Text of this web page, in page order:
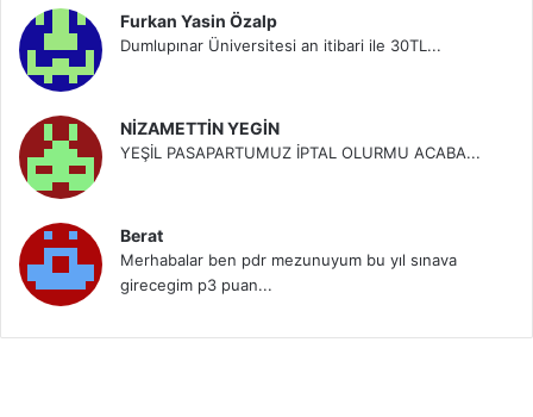
Furkan Yasin Özalp
Dumlupınar Üniversitesi an itibari ile 30TL...
NİZAMETTİN YEGİN
YEŞİL PASAPARTUMUZ İPTAL OLURMU ACABA...
Berat
Merhabalar ben pdr mezunuyum bu yıl sınava
girecegim p3 puan...